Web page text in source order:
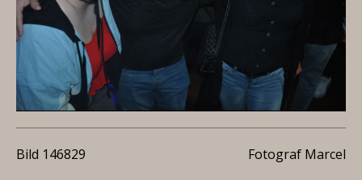
Bild 146829 Fotograf Marcel